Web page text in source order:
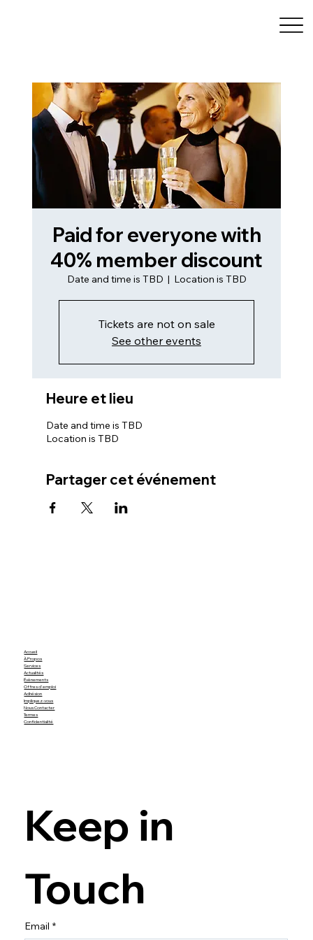
Paid for everyone with
40% member discount
Date and time is TBD
  |
Location is TBD
Tickets are not on sale
See other events
Heure et lieu
Date and time is TBD
Location is TBD
Partager cet événement
Accueil
À Propos
Services
Actualités
Évènements
Offres d'emploi
Adhésion
Impliquez-vous
Nous Contacter
Termes
Confidentialité
Keep in
Touch
Email *